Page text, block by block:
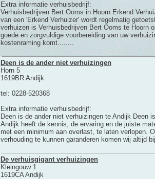
Extra informatie verhuisbedrijf:
Verhuisbedrijven Bert Ooms in Hoorn Erkend
van een 'Erkend Verhuizer' wordt regelmatig
verhuizen is Verhuisbedrijven Bert Ooms te Hoorn
goede en zorgvuldige voorbereiding van uw
kostenraming komt........
Deen is de ander niet verhuizingen
Horn 5
1619BR Andijk
tel: 0228-520368
Extra informatie verhuisbedrijf:
Deen is de ander niet verhuizingen te Andijk Deen
Andijk heeft de kennis, de ervaring en de juiste
met een minimum aan overlast, te laten verlopen.
verhouding te kunnen garanderen komen wij altijd
De verhuisgigant verhuizingen
Kleingouw 1
1619CA Andijk